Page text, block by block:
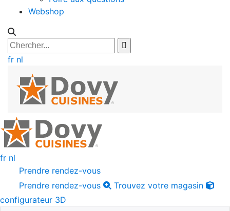
Webshop
fr nl
fr nl
Prendre rendez-vous
Prendre rendez-vous
Trouvez votre magasin
configurateur 3D